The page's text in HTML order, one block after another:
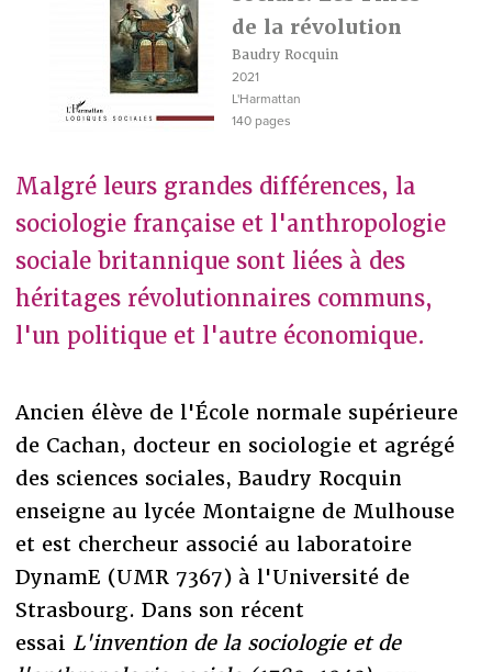
de la révolution
Baudry Rocquin
2021
L'Harmattan
140 pages
Malgré leurs grandes différences, la
sociologie française et l'anthropologie
sociale britannique sont liées à des
héritages révolutionnaires communs,
l'un politique et l'autre économique.
Ancien élève de l'École normale supérieure
de Cachan, docteur en sociologie et agrégé
des sciences sociales, Baudry Rocquin
enseigne au lycée Montaigne de Mulhouse
et est chercheur associé au laboratoire
DynamE (UMR 7367) à l'Université de
Strasbourg. Dans son récent
essai L'invention de la sociologie et de